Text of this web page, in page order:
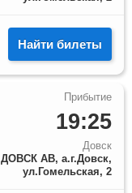
Найти билеты
19:25
Довск
ДОВСК АВ, а.г.Довск,
ул.Гомельская, 2